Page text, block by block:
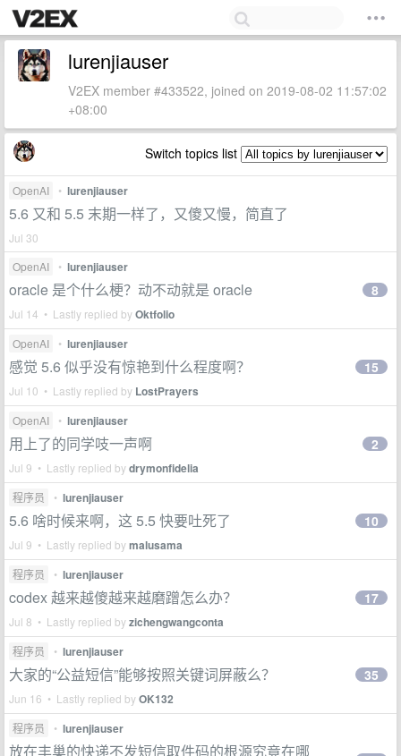
lurenjiauser
V2EX member #433522, joined on 2019-08-02 11:57:02
+08:00
Switch topics list
OpenAI • lurenjiauser
5.6 又和 5.5 末期一样了，又傻又慢，简直了
Jul 30
OpenAI
• lurenjiauser
oracle 是个什么梗？动不动就是 oracle
Jul 14 • Lastly replied byOktfolio
8
OpenAI • lurenjiauser
感觉 5.6 似乎没有惊艳到什么程度啊？
Jul 10 • Lastly replied by LostPrayers
15
OpenAI • lurenjiauser
用上了的同学吱一声啊
Jul 9 • Lastly replied bydrymonfidelia
2
程序员 • lurenjiauser
5.6 啥时候来啊，这 5.5 快要吐死了
Jul 9 • Lastly replied bymalusama
10
程序员 • lurenjiauser
codex 越来越傻越来越磨蹭怎么办？
Jul 8 • Lastly replied byzichengwangconta
17
程序员 • lurenjiauser
大家的“公益短信”能够按照关键词屏蔽么？
Jun 16 • Lastly replied byOK132
35
程序员 • lurenjiauser
放在丰巢的快递不发短信取件码的根源究竟在哪